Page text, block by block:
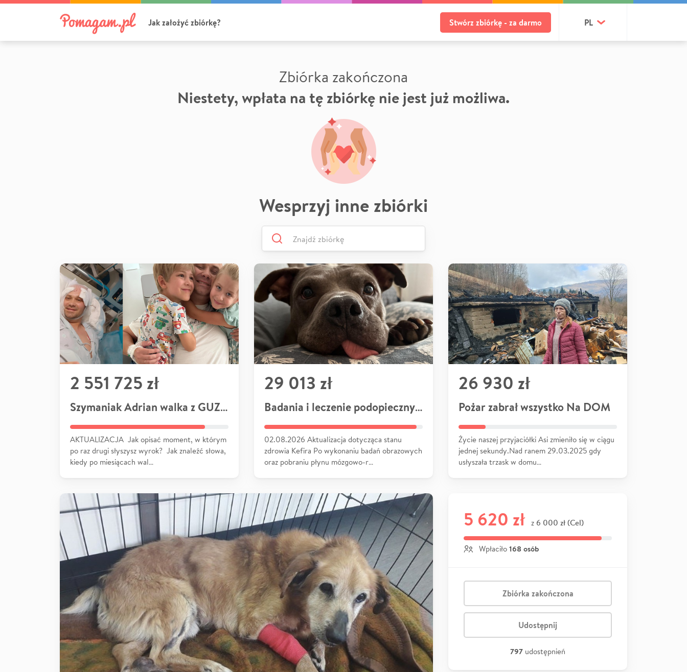
Jak założyć zbiórkę? Stwórz zbiórkę - za darmo PL
Zbiórka zakończona
Niestety, wpłata na tę zbiórkę nie jest już możliwa.
Wesprzyj inne zbiórki
2 551 725 zł
Szymaniak Adrian walka z GUZEM
AKTUALIZACJA Jak opisać moment, w którym
po raz drugi słyszysz wyrok? Jak znaleźć słowa,
kiedy po miesiącach wal…
29 013 zł
Badania i leczenie podopiecznych
02.08.2026 Aktualizacja dotycząca stanu
zdrowia Kefira Po wykonaniu badań obrazowych
oraz pobraniu płynu mózgowo-r…
26 930 zł
Pożar zabrał wszystko Na DOM
Życie naszej przyjaciółki Asi zmieniło się w ciągu
jednej sekundy.Nad ranem 29.03.2025 gdy
usłyszała trzask w domu…
5 620 zł z 6 000 zł (Cel)
Wpłaciło 168 osób
Zbiórka zakończona
Udostępnij
797 udostępnień